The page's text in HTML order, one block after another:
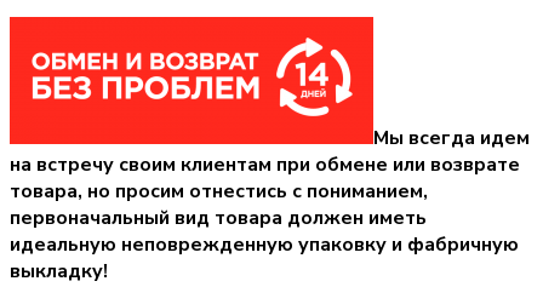
Мы всегда идем
на встречу своим клиентам при обмене или возврате
товара, но просим отнестись с пониманием,
первоначальный вид товара должен иметь
идеальную неповрежденную упаковку и фабричную
выкладку!